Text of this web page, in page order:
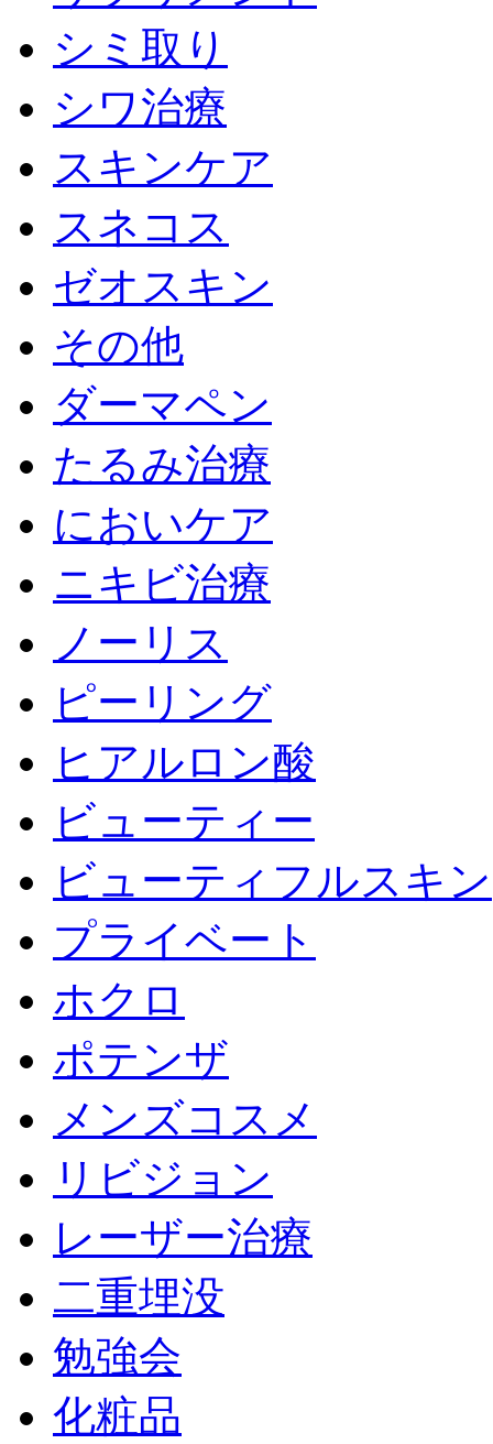
シミ取り
シワ治療
スキンケア
スネコス
ゼオスキン
その他
ダーマペン
たるみ治療
においケア
ニキビ治療
ノーリス
ピーリング
ヒアルロン酸
ビューティー
ビューティフルスキン
プライベート
ホクロ
ポテンザ
メンズコスメ
リビジョン
レーザー治療
二重埋没
勉強会
化粧品